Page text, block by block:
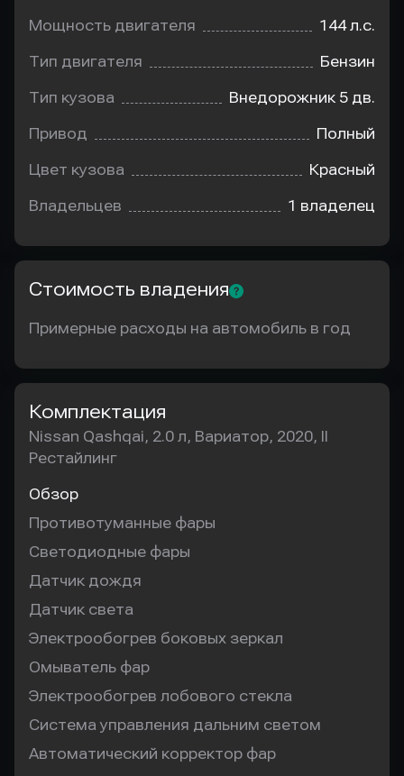
Мощность двигателя 144 л.с.
Тип двигателя Бензин
Тип кузова Внедорожник 5 дв.
Привод Полный
Цвет кузова Красный
Владельцев 1 владелец
Стоимость владения
Примерные расходы на автомобиль в год
Комплектация
Nissan Qashqai, 2.0 л, Вариатор, 2020, II
Рестайлинг
Обзор
Противотуманные фары
Светодиодные фары
Датчик дождя
Датчик света
Электрообогрев боковых зеркал
Омыватель фар
Электрообогрев лобового стекла
Система управления дальним светом
Автоматический корректор фар